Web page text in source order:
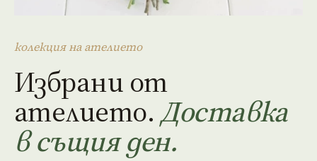
колекция на ателието
Избрани от
ателието.Доставка
в същия ден.